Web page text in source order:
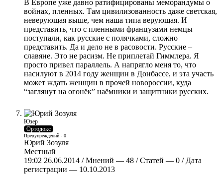
В Европе уже давно ратифицированы меморандумы о
войнах, пленных. Там цивилизованность даже светская,
неверующая выше, чем наша типа верующая. И
представить, что с пленными французами немцы
поступали, как русские с полячками, сложно
представить. Да и дело не в расовости. Русские –
славяне. Это не расизм. Не приплетай Гиммлера. Я
просто привел параллель. А напрягло меня то, что
насилуют в 2014 году женщин в Донбассе, и эта участь
может ждать женщин в прочей новороссии, куда
“заглянут на огонёк” наёмники и защитники русских.
Юзер
Ортодокс
Предупреждений - 0
Юрий Зозуля
Местный
19:02 26.06.2014 / Мнений — 48 / Статей — 0 / Дата
регистрации — 10.10.2013